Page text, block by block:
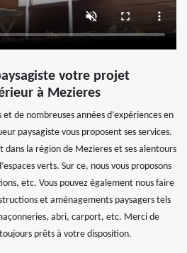
votre projet
à Mezieres
de nombreuses années d’expériences en
paysagiste vous proposent ses services.
dans la région de Mezieres et ses alentours
verts. Sur ce, nous vous proposons
etc. Vous pouvez également nous faire
et aménagements paysagers tels
abri, carport, etc. Merci de
prêts à votre disposition.